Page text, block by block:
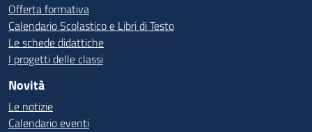
Offerta formativa
Calendario Scolastico e Libri di Testo
Le schede didattiche
I progetti delle classi
Novità
Le notizie
Calendario eventi